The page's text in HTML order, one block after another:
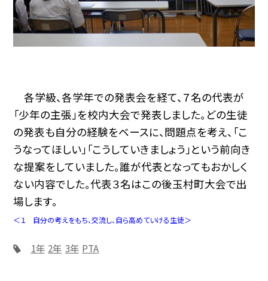
各学級、各学年での発表会を経て、７名の代表が
「少年の主張」を校内大会で発表しました。どの生徒
の発表も自分の経験をベースに、問題点を考え、「こ
うなってほしい」「こうしていきましょう」という前向き
な提案をしていました。誰が代表となってもおかしく
ない内容でした。代表３名はこの後玉村町大会で出
場します。
＜１ 自分の考えをもち、交流し、自ら高めていける生徒＞
1年 2年 3年 PTA